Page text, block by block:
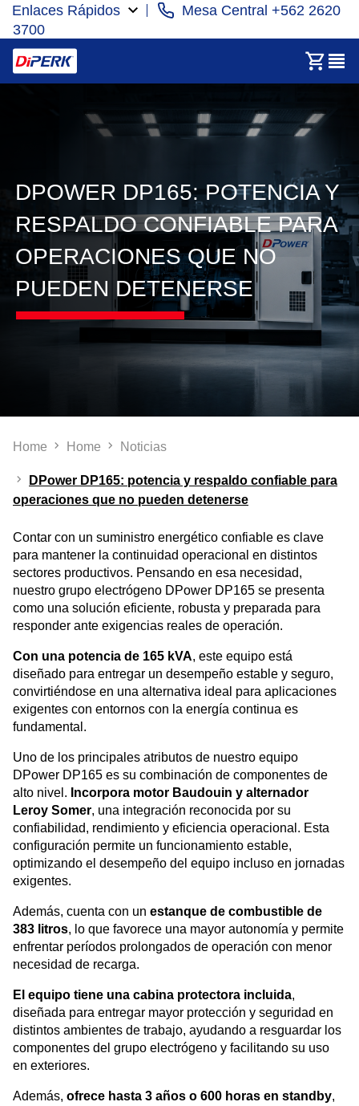
Enlaces Rápidos
Mesa Central +562 2620
3700
DPOWER DP165: POTENCIA Y
RESPALDO CONFIABLE PARA
OPERACIONES QUE NO
PUEDEN DETENERSE
Home Home Noticias
DPower DP165: potencia y respaldo confiable para
operaciones que no pueden detenerse
Contar con un suministro energético confiable es clave
para mantener la continuidad operacional en distintos
sectores productivos. Pensando en esa necesidad,
nuestro grupo electrógeno DPower DP165 se presenta
como una solución eficiente, robusta y preparada para
responder ante exigencias reales de operación.
Con una potencia de 165 kVA, este equipo está
diseñado para entregar un desempeño estable y seguro,
convirtiéndose en una alternativa ideal para aplicaciones
exigentes con entornos con la energía continua es
fundamental.
Uno de los principales atributos de nuestro equipo
DPower DP165 es su combinación de componentes de
alto nivel. Incorpora motor Baudouin y alternador
Leroy Somer, una integración reconocida por su
confiabilidad, rendimiento y eficiencia operacional. Esta
configuración permite un funcionamiento estable,
optimizando el desempeño del equipo incluso en jornadas
exigentes.
Además, cuenta con un estanque de combustible de
383 litros, lo que favorece una mayor autonomía y permite
enfrentar períodos prolongados de operación con menor
necesidad de recarga.
El equipo tiene una cabina protectora incluida,
diseñada para entregar mayor protección y seguridad en
distintos ambientes de trabajo, ayudando a resguardar los
componentes del grupo electrógeno y facilitando su uso
en exteriores.
Además, ofrece hasta 3 años o 600 horas en standby,